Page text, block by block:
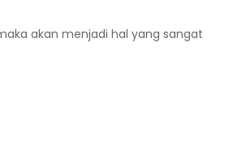
akan menjadi hal yang sangat